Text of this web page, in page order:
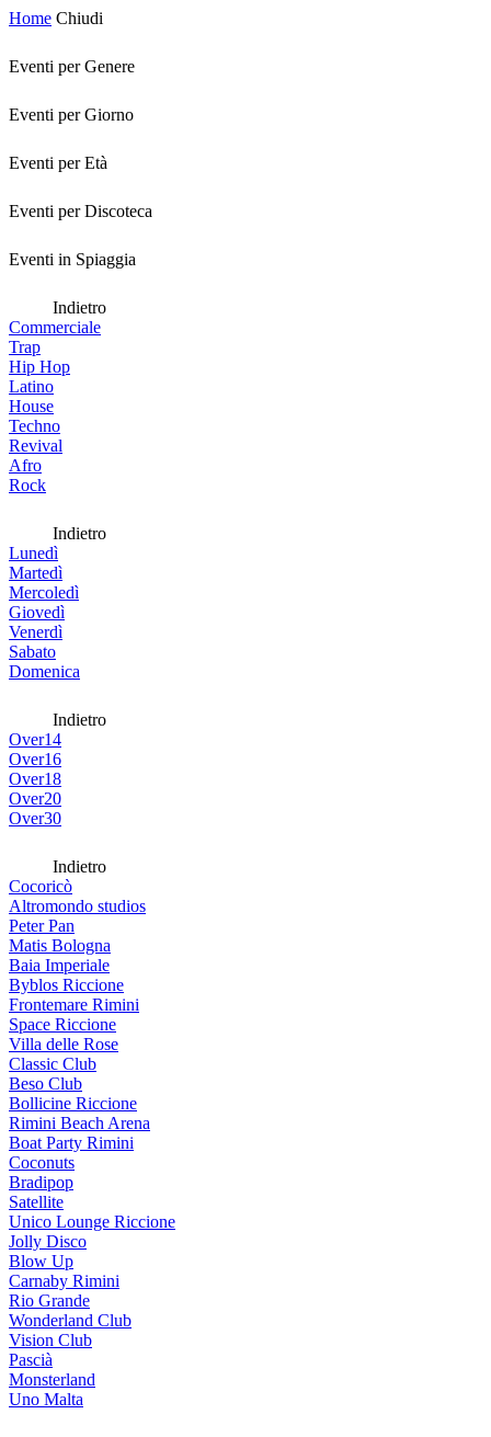
Home Chiudi
Eventi per Genere
Eventi per Giorno
Eventi per Età
Eventi per Discoteca
Eventi in Spiaggia
Indietro
Commerciale
Trap
Hip Hop
Latino
House
Techno
Revival
Afro
Rock
Indietro
Lunedì
Martedì
Mercoledì
Giovedì
Venerdì
Sabato
Domenica
Indietro
Over14
Over16
Over18
Over20
Over30
Indietro
Cocoricò
Altromondo studios
Peter Pan
Matis Bologna
Baia Imperiale
Byblos Riccione
Frontemare Rimini
Space Riccione
Villa delle Rose
Classic Club
Beso Club
Bollicine Riccione
Rimini Beach Arena
Boat Party Rimini
Coconuts
Bradipop
Satellite
Unico Lounge Riccione
Jolly Disco
Blow Up
Carnaby Rimini
Rio Grande
Wonderland Club
Vision Club
Pascià
Monsterland
Uno Malta